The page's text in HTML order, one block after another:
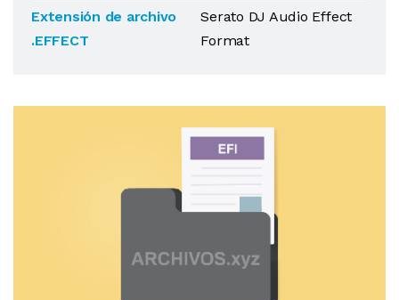
Extensión de archivo
.EFFECT
Serato DJ Audio Effect
Format